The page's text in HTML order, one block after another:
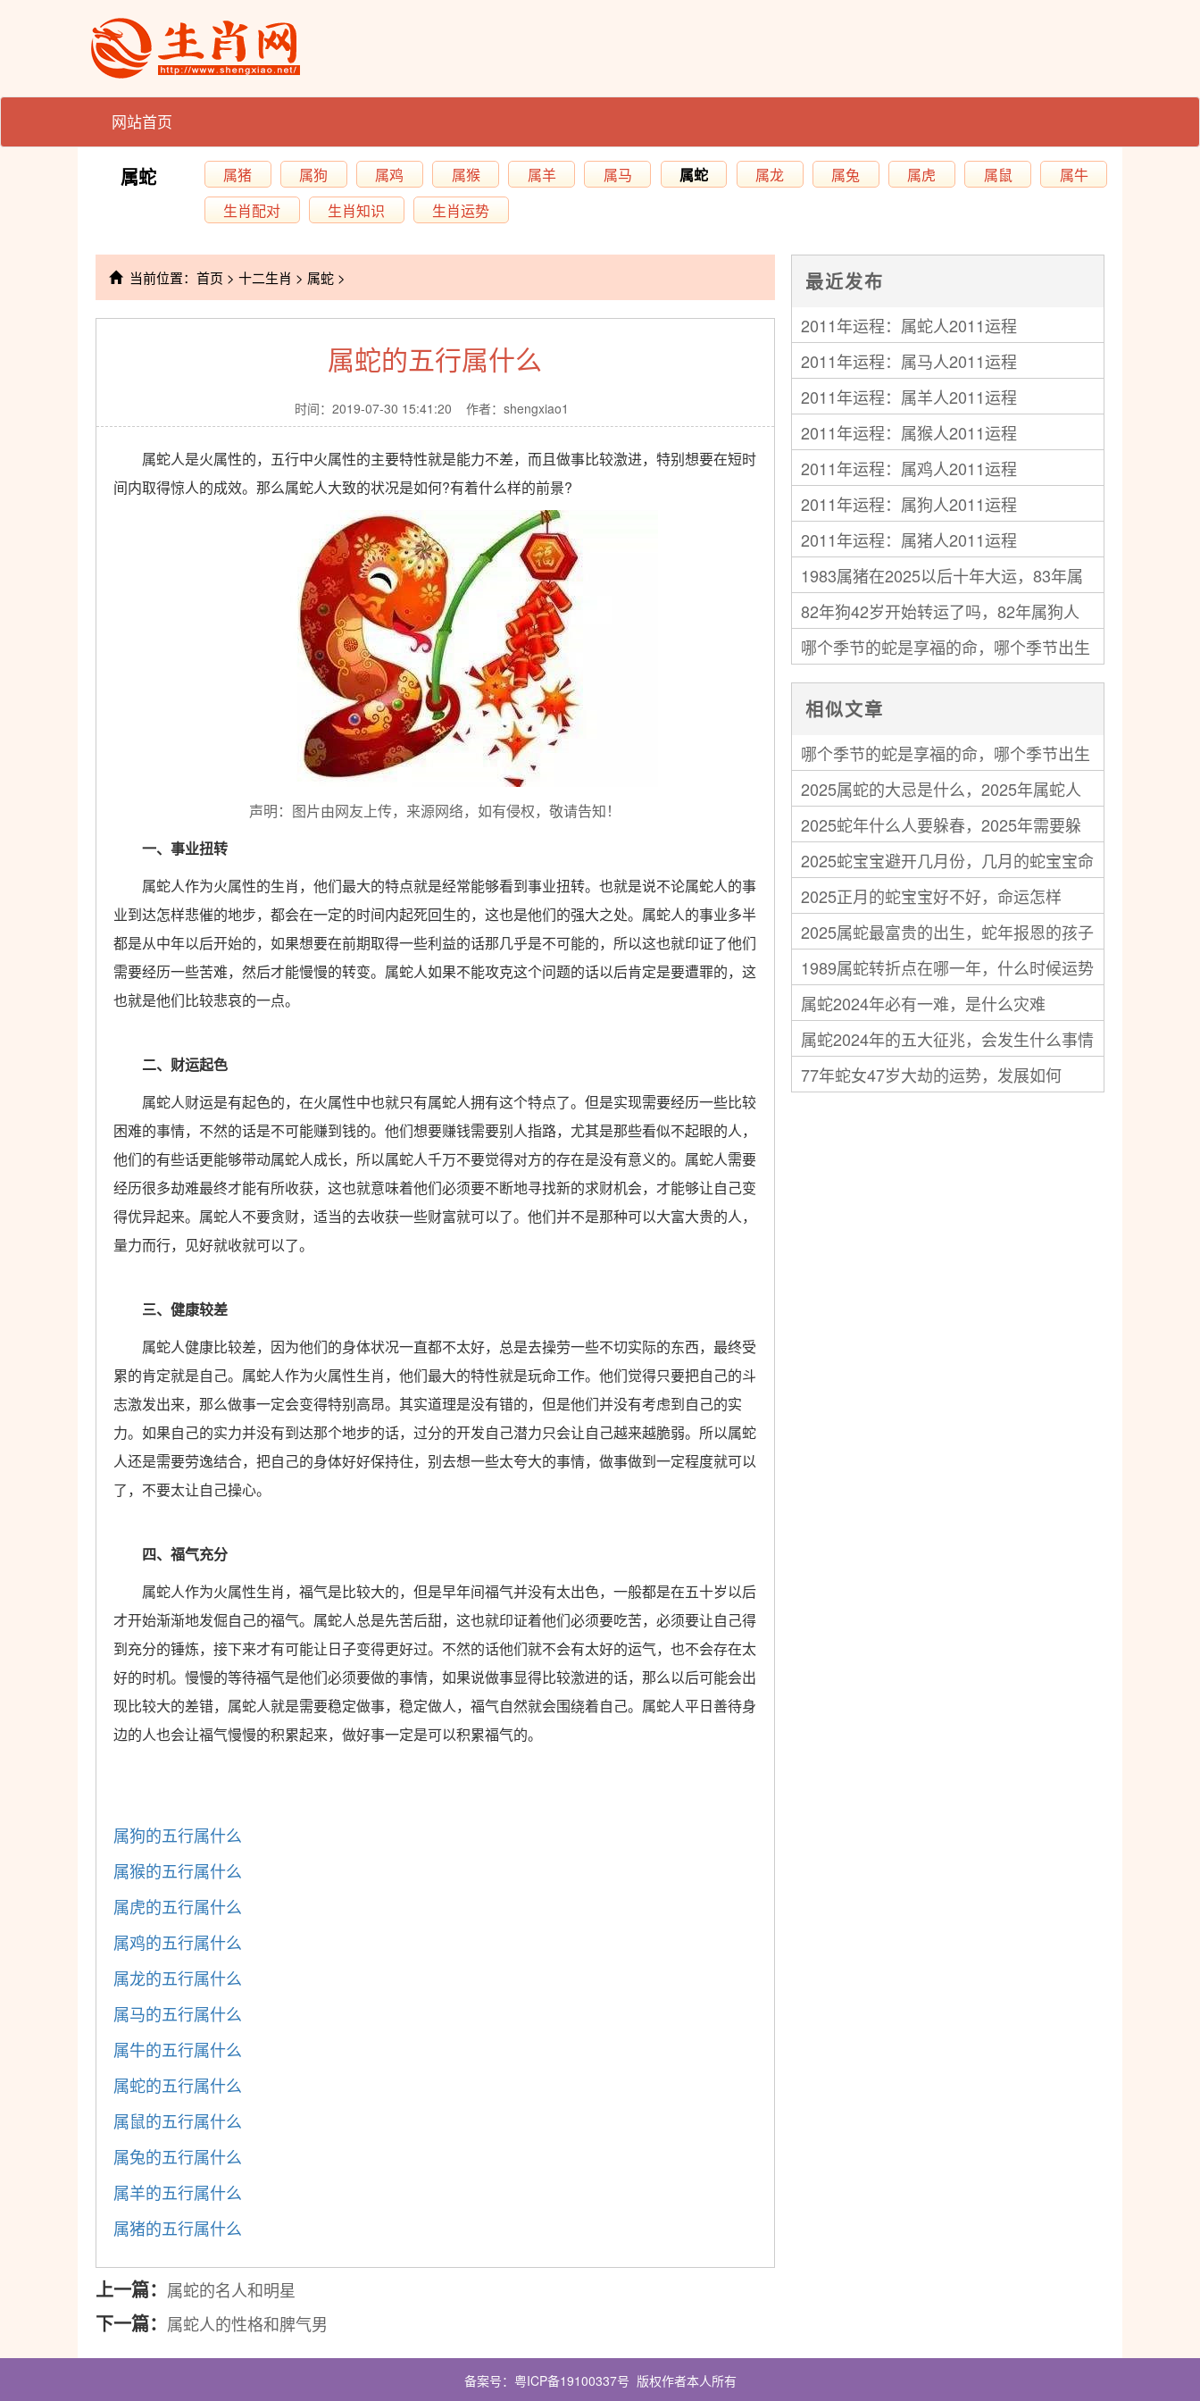
网站首页
属蛇 属猪 属狗 属鸡 属猴 属羊 属马 属蛇 属龙 属兔 属虎 属鼠
属牛
生肖配对
生肖知识 生肖运势
当前位置： 首页 > 十二生肖 > 属蛇 >
属蛇的五行属什么
时间：2019-07-30 15:41:20 作者：shengxiao1
属蛇人是火属性的，五行中火属性的主要特性就是能力不差，而且做事比较激进，特别想要在短时
间内取得惊人的成效。那么属蛇人大致的状况是如何?有着什么样的前景?
声明：图片由网友上传，来源网络，如有侵权，敬请告知！
一、事业扭转
属蛇人作为火属性的生肖，他们最大的特点就是经常能够看到事业扭转。也就是说不论属蛇人的事
业到达怎样悲催的地步，都会在一定的时间内起死回生的，这也是他们的强大之处。属蛇人的事业多半
都是从中年以后开始的，如果想要在前期取得一些利益的话那几乎是不可能的，所以这也就印证了他们
需要经历一些苦难，然后才能慢慢的转变。属蛇人如果不能攻克这个问题的话以后肯定是要遭罪的，这
也就是他们比较悲哀的一点。
二、财运起色
属蛇人财运是有起色的，在火属性中也就只有属蛇人拥有这个特点了。但是实现需要经历一些比较
困难的事情，不然的话是不可能赚到钱的。他们想要赚钱需要别人指路，尤其是那些看似不起眼的人，
他们的有些话更能够带动属蛇人成长，所以属蛇人千万不要觉得对方的存在是没有意义的。属蛇人需要
经历很多劫难最终才能有所收获，这也就意味着他们必须要不断地寻找新的求财机会，才能够让自己变
得优异起来。属蛇人不要贪财，适当的去收获一些财富就可以了。他们并不是那种可以大富大贵的人，
量力而行，见好就收就可以了。
三、健康较差
属蛇人健康比较差，因为他们的身体状况一直都不太好，总是去操劳一些不切实际的东西，最终受
累的肯定就是自己。属蛇人作为火属性生肖，他们最大的特性就是玩命工作。他们觉得只要把自己的斗
志激发出来，那么做事一定会变得特别高昂。其实道理是没有错的，但是他们并没有考虑到自己的实
力。如果自己的实力并没有到达那个地步的话，过分的开发自己潜力只会让自己越来越脆弱。所以属蛇
人还是需要劳逸结合，把自己的身体好好保持住，别去想一些太夸大的事情，做事做到一定程度就可以
了，不要太让自己操心。
四、福气充分
属蛇人作为火属性生肖，福气是比较大的，但是早年间福气并没有太出色，一般都是在五十岁以后
才开始渐渐地发倔自己的福气。属蛇人总是先苦后甜，这也就印证着他们必须要吃苦，必须要让自己得
到充分的锤炼，接下来才有可能让日子变得更好过。不然的话他们就不会有太好的运气，也不会存在太
好的时机。慢慢的等待福气是他们必须要做的事情，如果说做事显得比较激进的话，那么以后可能会出
现比较大的差错，属蛇人就是需要稳定做事，稳定做人，福气自然就会围绕着自己。属蛇人平日善待身
边的人也会让福气慢慢的积累起来，做好事一定是可以积累福气的。
属狗的五行属什么
属猴的五行属什么
属虎的五行属什么
属鸡的五行属什么
属龙的五行属什么
属马的五行属什么
属牛的五行属什么
属蛇的五行属什么
属鼠的五行属什么
属兔的五行属什么
属羊的五行属什么
属猪的五行属什么
上一篇： 属蛇的名人和明星
下一篇： 属蛇人的性格和脾气男
最近发布
2011年运程：属蛇人2011运程
2011年运程：属马人2011运程
2011年运程：属羊人2011运程
2011年运程：属猴人2011运程
2011年运程：属鸡人2011运程
2011年运程：属狗人2011运程
2011年运程：属猪人2011运程
1983属猪在2025以后十年大运，83年属
猪人未来十年运气
82年狗42岁开始转运了吗，82年属狗人
中年运势走向如何
哪个季节的蛇是享福的命，哪个季节出生
的蛇最好命
相似文章
哪个季节的蛇是享福的命，哪个季节出生
的蛇最好命
2025属蛇的大忌是什么，2025年属蛇人
注意事项
2025蛇年什么人要躲春，2025年需要躲
春的属相和时间
2025蛇宝宝避开几月份，几月的蛇宝宝命
不好
2025正月的蛇宝宝好不好，命运怎样
2025属蛇最富贵的出生，蛇年报恩的孩子
几月出生
1989属蛇转折点在哪一年，什么时候运势
转变
属蛇2024年必有一难，是什么灾难
属蛇2024年的五大征兆，会发生什么事情
77年蛇女47岁大劫的运势，发展如何
备案号： 粤ICP备19100337号 版权作者本人所有